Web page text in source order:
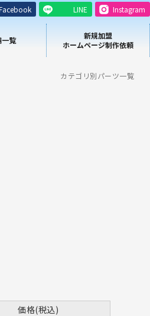
LINE Instagram
一覧
新規加盟
ホームページ制作依頼
カテゴリ別パーツ一覧
価格(税込)